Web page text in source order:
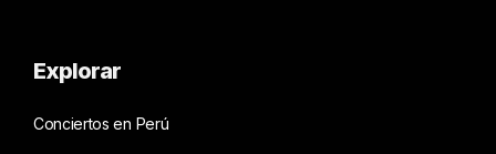
Explorar
Conciertos en Perú